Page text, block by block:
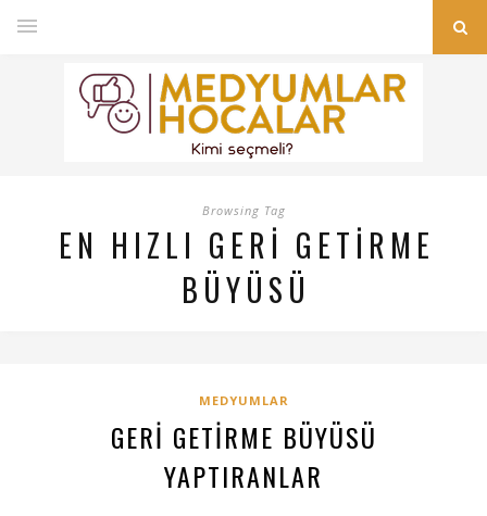
Browsing Tag
EN HIZLI GERI GETIRME
BÜYÜSÜ
MEDYUMLAR
GERI GETIRME BÜYÜSÜ
YAPTIRANLAR